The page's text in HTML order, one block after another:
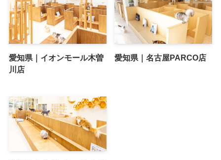
愛知県｜イオンモール木曽
川店
愛知県｜名古屋PARCO店